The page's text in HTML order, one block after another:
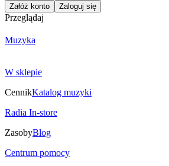
Załóż konto Zaloguj się
Przeglądaj
Muzyka
W sklepie
CennikKatalog muzyki
Radia In-store
ZasobyBlog
Centrum pomocy